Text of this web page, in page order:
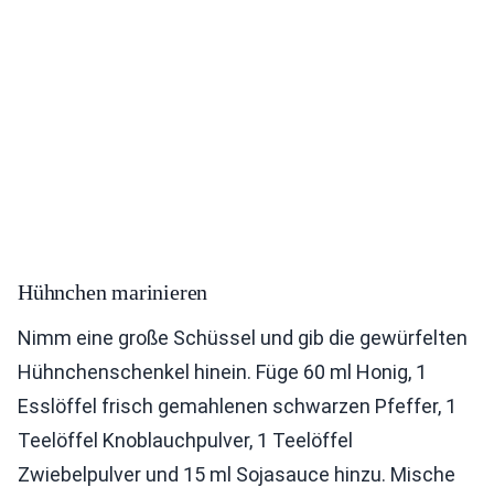
Hühnchen marinieren
Nimm eine große Schüssel und gib die gewürfelten
Hühnchenschenkel hinein. Füge 60 ml Honig, 1
Esslöffel frisch gemahlenen schwarzen Pfeffer, 1
Teelöffel Knoblauchpulver, 1 Teelöffel
Zwiebelpulver und 15 ml Sojasauce hinzu. Mische